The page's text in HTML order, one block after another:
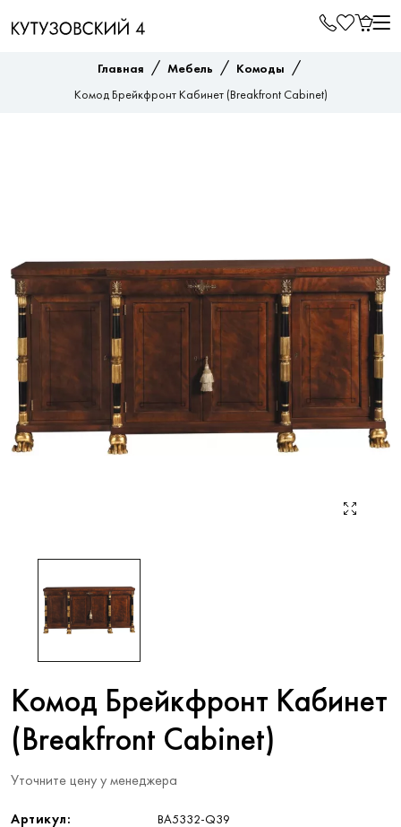
Главная / Мебель / Комоды /
Комод Брейкфронт Кабинет (Breakfront Cabinet)
Комод Брейкфронт Кабинет
(Breakfront Cabinet)
Уточните цену у менеджера
Артикул: BA5332-Q39